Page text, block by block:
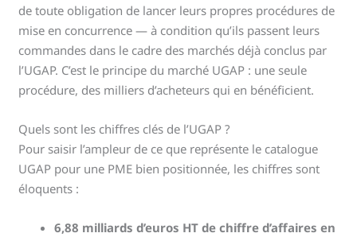
de toute obligation de lancer leurs propres procédures de
mise en concurrence — à condition qu’ils passent leurs
commandes dans le cadre des marchés déjà conclus par
l’UGAP. C’est le principe du marché UGAP : une seule
procédure, des milliers d’acheteurs qui en bénéficient.
Quels sont les chiffres clés de l’UGAP ?
Pour saisir l’ampleur de ce que représente le catalogue
UGAP pour une PME bien positionnée, les chiffres sont
éloquents :
6,88 milliards d’euros HT de chiffre d’affaires en